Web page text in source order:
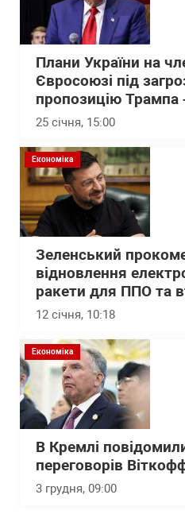
Плани України на
Євросоюзі під
пропозицію Трампа
25 січня, 15:00
Економіка
Зеленський
відновлення
ракети для ППО та
12 січня, 10:18
Економіка
В Кремлі
переговорів
3 грудня, 09:00